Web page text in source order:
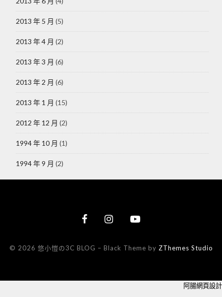
2013 年 5 月 (5)
2013 年 4 月 (2)
2013 年 3 月 (6)
2013 年 2 月 (6)
2013 年 1 月 (15)
2012 年 12 月 (2)
1994 年 10 月 (1)
1994 年 9 月 (2)
© 2026 悠小愷の3C BLOG – Black Theme by ZThemes Studio
阿腸網頁設計